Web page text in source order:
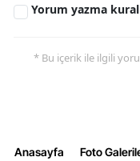
Yorum yazma
* Bu içerik ile ilgili
Anasayfa Foto